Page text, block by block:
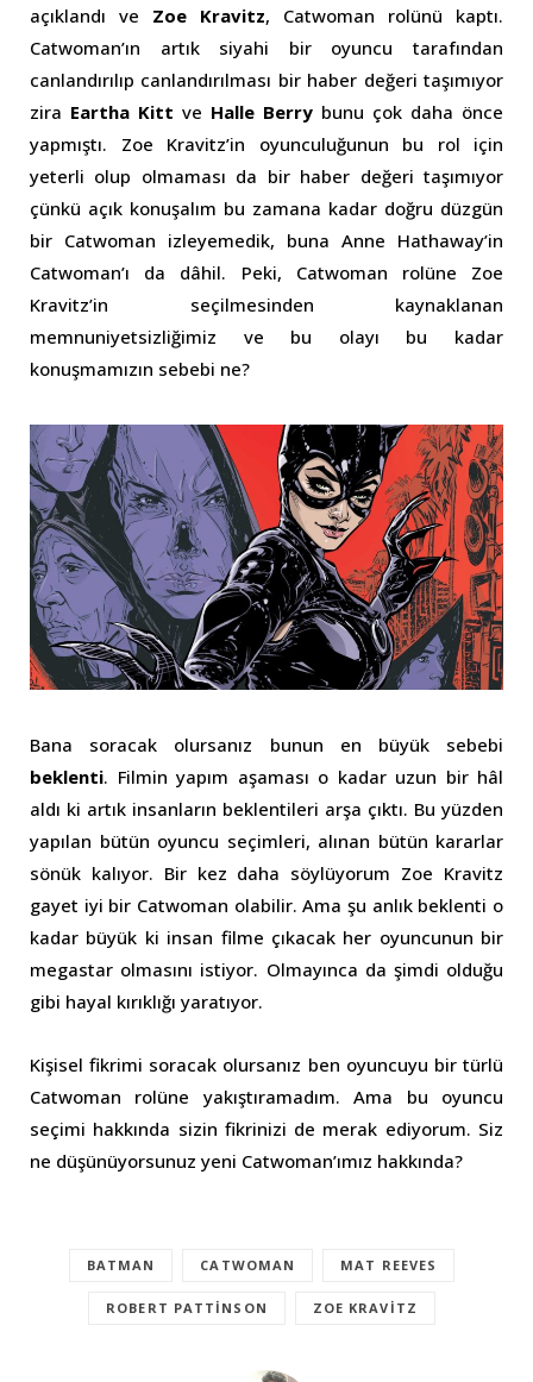
açıklandı ve Zoe Kravitz, Catwoman rolünü kaptı.
Catwoman’ın artık siyahi bir oyuncu tarafından
canlandırılıp canlandırılması bir haber değeri taşımıyor
zira Eartha Kitt ve Halle Berry bunu çok daha önce
yapmıştı. Zoe Kravitz’in oyunculuğunun bu rol için
yeterli olup olmaması da bir haber değeri taşımıyor
çünkü açık konuşalım bu zamana kadar doğru düzgün
bir Catwoman izleyemedik, buna Anne Hathaway’in
Catwoman’ı da dâhil. Peki, Catwoman rolüne Zoe
Kravitz’in seçilmesinden kaynaklanan
memnuniyetsizliğimiz ve bu olayı bu kadar
konuşmamızın sebebi ne?
Bana soracak olursanız bunun en büyük sebebi
beklenti. Filmin yapım aşaması o kadar uzun bir hâl
aldı ki artık insanların beklentileri arşa çıktı. Bu yüzden
yapılan bütün oyuncu seçimleri, alınan bütün kararlar
sönük kalıyor. Bir kez daha söylüyorum Zoe Kravitz
gayet iyi bir Catwoman olabilir. Ama şu anlık beklenti o
kadar büyük ki insan filme çıkacak her oyuncunun bir
megastar olmasını istiyor. Olmayınca da şimdi olduğu
gibi hayal kırıklığı yaratıyor.
Kişisel fikrimi soracak olursanız ben oyuncuyu bir türlü
Catwoman rolüne yakıştıramadım. Ama bu oyuncu
seçimi hakkında sizin fikrinizi de merak ediyorum. Siz
ne düşünüyorsunuz yeni Catwoman’ımız hakkında?
BATMAN CATWOMAN MAT REEVES
ROBERT PATTINSON ZOE KRAVITZ